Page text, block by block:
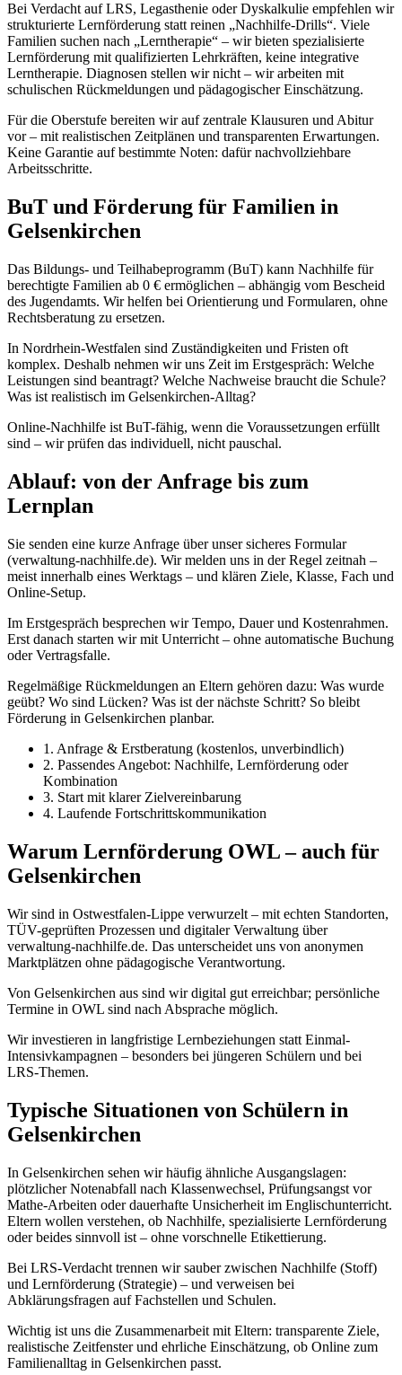
Bei Verdacht auf LRS, Legasthenie oder Dyskalkulie empfehlen wir
strukturierte Lernförderung statt reinen „Nachhilfe-Drills“. Viele
Familien suchen nach „Lerntherapie“ – wir bieten spezialisierte
Lernförderung mit qualifizierten Lehrkräften, keine integrative
Lerntherapie. Diagnosen stellen wir nicht – wir arbeiten mit
schulischen Rückmeldungen und pädagogischer Einschätzung.
Für die Oberstufe bereiten wir auf zentrale Klausuren und Abitur
vor – mit realistischen Zeitplänen und transparenten Erwartungen.
Keine Garantie auf bestimmte Noten: dafür nachvollziehbare
Arbeitsschritte.
BuT und Förderung für Familien in
Gelsenkirchen
Das Bildungs- und Teilhabeprogramm (BuT) kann Nachhilfe für
berechtigte Familien ab 0 € ermöglichen – abhängig vom Bescheid
des Jugendamts. Wir helfen bei Orientierung und Formularen, ohne
Rechtsberatung zu ersetzen.
In Nordrhein-Westfalen sind Zuständigkeiten und Fristen oft
komplex. Deshalb nehmen wir uns Zeit im Erstgespräch: Welche
Leistungen sind beantragt? Welche Nachweise braucht die Schule?
Was ist realistisch im Gelsenkirchen-Alltag?
Online-Nachhilfe ist BuT-fähig, wenn die Voraussetzungen erfüllt
sind – wir prüfen das individuell, nicht pauschal.
Ablauf: von der Anfrage bis zum
Lernplan
Sie senden eine kurze Anfrage über unser sicheres Formular
(verwaltung-nachhilfe.de). Wir melden uns in der Regel zeitnah –
meist innerhalb eines Werktags – und klären Ziele, Klasse, Fach und
Online-Setup.
Im Erstgespräch besprechen wir Tempo, Dauer und Kostenrahmen.
Erst danach starten wir mit Unterricht – ohne automatische Buchung
oder Vertragsfalle.
Regelmäßige Rückmeldungen an Eltern gehören dazu: Was wurde
geübt? Wo sind Lücken? Was ist der nächste Schritt? So bleibt
Förderung in Gelsenkirchen planbar.
1. Anfrage & Erstberatung (kostenlos, unverbindlich)
2. Passendes Angebot: Nachhilfe, Lernförderung oder
Kombination
3. Start mit klarer Zielvereinbarung
4. Laufende Fortschrittskommunikation
Warum Lernförderung OWL – auch für
Gelsenkirchen
Wir sind in Ostwestfalen-Lippe verwurzelt – mit echten Standorten,
TÜV-geprüften Prozessen und digitaler Verwaltung über
verwaltung-nachhilfe.de. Das unterscheidet uns von anonymen
Marktplätzen ohne pädagogische Verantwortung.
Von Gelsenkirchen aus sind wir digital gut erreichbar; persönliche
Termine in OWL sind nach Absprache möglich.
Wir investieren in langfristige Lernbeziehungen statt Einmal-
Intensivkampagnen – besonders bei jüngeren Schülern und bei
LRS-Themen.
Typische Situationen von Schülern in
Gelsenkirchen
In Gelsenkirchen sehen wir häufig ähnliche Ausgangslagen:
plötzlicher Notenabfall nach Klassenwechsel, Prüfungsangst vor
Mathe-Arbeiten oder dauerhafte Unsicherheit im Englischunterricht.
Eltern wollen verstehen, ob Nachhilfe, spezialisierte Lernförderung
oder beides sinnvoll ist – ohne vorschnelle Etikettierung.
Bei LRS-Verdacht trennen wir sauber zwischen Nachhilfe (Stoff)
und Lernförderung (Strategie) – und verweisen bei
Abklärungsfragen auf Fachstellen und Schulen.
Wichtig ist uns die Zusammenarbeit mit Eltern: transparente Ziele,
realistische Zeitfenster und ehrliche Einschätzung, ob Online zum
Familienalltag in Gelsenkirchen passt.